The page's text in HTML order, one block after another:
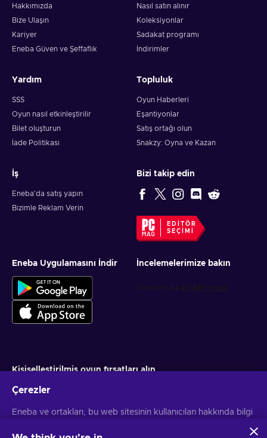
Hakkımızda
Bize Ulaşın
Kariyer
Eneba Güven ve Şeffaflık
Nasıl satın alınır
Koleksiyonlar
Sadakat programı
İndirimler
Yardım
SSS
Oyun nasıl etkinleştirilir
Bilet oluşturun
İade Politikası
Topluluk
Oyun Haberleri
Eşantiyonlar
Satış ortağı olun
Snakzy: Oyna ve Kazan
İş
Eneba'da satış yapın
Bizimle Reklam Verin
Bizi takip edin
EDITÖR
SEÇIMI
Eneba Uygulamasını İndir İncelemelerimize bakın
Kişiselleştirilmiş oyun fırsatları alın
Aboneliğinizi istediğiniz zaman iptal edebilirsiniz. Daha fazla bilgi için
Çerezler
Eneba ve ortakları, bu web sitesinin kullanıcıları hakkında bilgi
kullanır. Bu bilgileri sitedeki içerik, reklamcılık ve diğer